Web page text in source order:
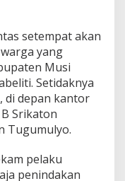
setempat akan
yang
Musi
Setidaknya
di depan kantor
Srikaton
Tugumulyo.
pelaku
penindakan